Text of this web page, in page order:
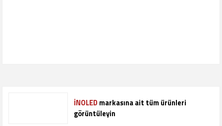
İNOLED markasına ait tüm ürünleri
görüntüleyin